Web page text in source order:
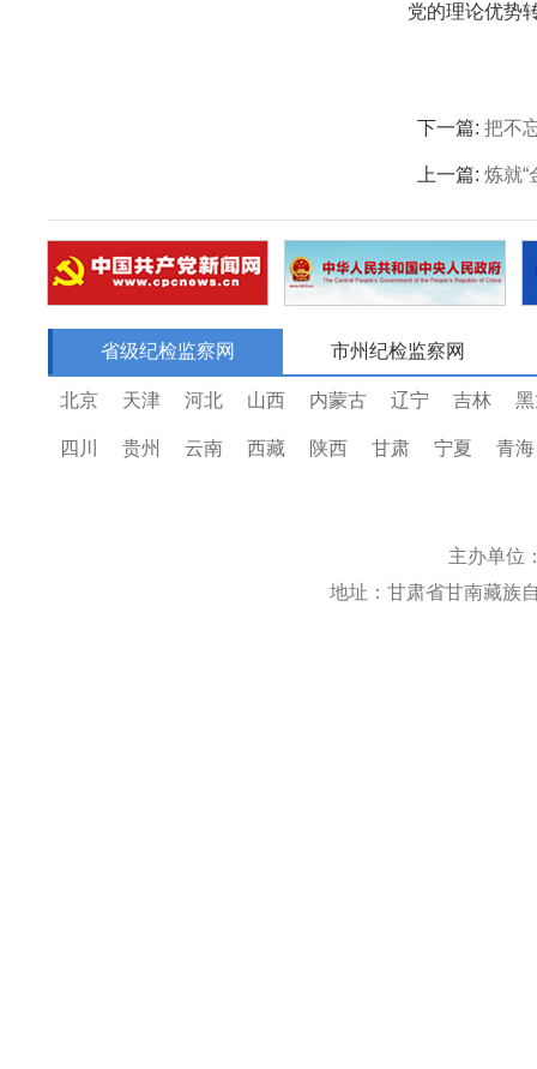
党的理论优势
下一篇: 把不
上一篇: 炼就“
省级纪检监察网 市州纪检监察网
北京 天津 河北 山西 内蒙古 辽宁 吉林
四川 贵州 云南 西藏 陕西 甘肃 宁夏 青海
主办单位
地址：甘肃省甘南藏族